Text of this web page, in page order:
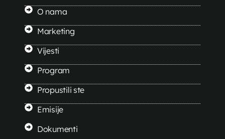
O nama
Marketing
Vijesti
Program
Propustili ste
Emisije
Dokumenti